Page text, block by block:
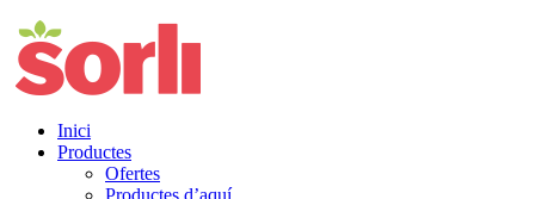
Inici
Productes
Ofertes
Productes d’aquí